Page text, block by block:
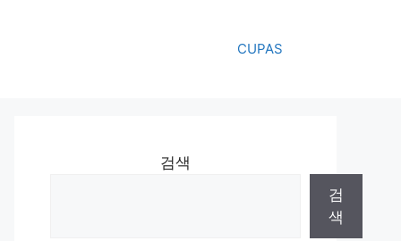
CUPAS
검색
검
색